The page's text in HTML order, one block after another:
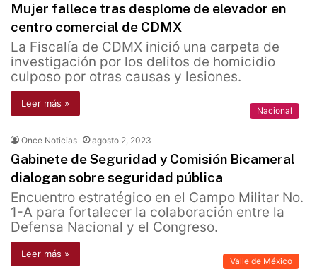
Mujer fallece tras desplome de elevador en
centro comercial de CDMX
La Fiscalía de CDMX inició una carpeta de
investigación por los delitos de homicidio
culposo por otras causas y lesiones.
Leer más »
Nacional
Once Noticias agosto 2, 2023
Gabinete de Seguridad y Comisión Bicameral
dialogan sobre seguridad pública
Encuentro estratégico en el Campo Militar No.
1-A para fortalecer la colaboración entre la
Defensa Nacional y el Congreso.
Leer más »
Valle de México